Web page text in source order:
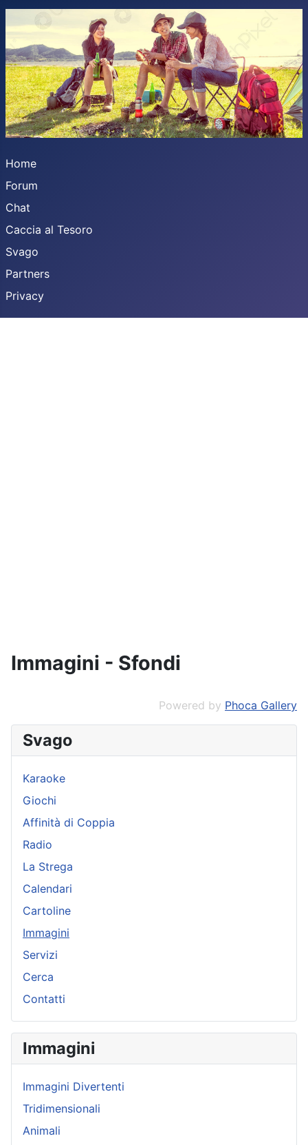
Home
Forum
Chat
Caccia al Tesoro
Svago
Partners
Privacy
Svago
Karaoke
Giochi
Affinità di Coppia
Radio
La Strega
Calendari
Cartoline
Immagini
Servizi
Cerca
Contatti
Immagini
Immagini Divertenti
Tridimensionali
Animali
Immagini - Sfondi
Powered by Phoca Gallery